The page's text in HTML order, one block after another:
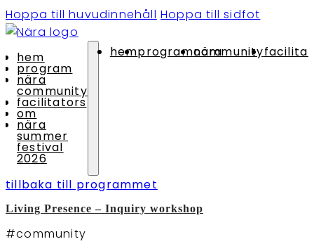
Hoppa till huvudinnehåll Hoppa till sidfot
hem
program
nära
community
facilitators
om
nära
summer
festival
2026
hemprogramnära community
Living Presence – Inquiry workshop
#community
tillbaka till programmet